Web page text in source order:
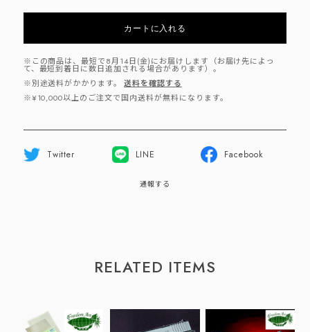
カートに入れる
※この商品は、最短で8月14日(金)にお届けします（お届け先によっ
て、最短到着日に数日追加される場合があります）。
※別途送料がかかります。
送料を確認する
※¥10,000以上のご注文で国内送料が無料になります。
Twitter LINE Facebook
通報する
RELATED ITEMS